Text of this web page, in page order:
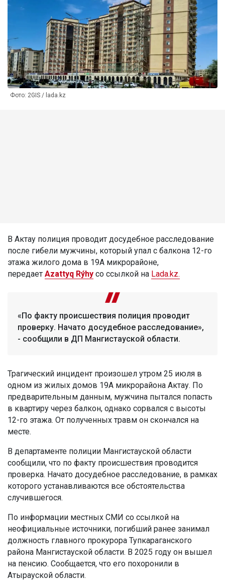
Фото: 2GIS / lada.kz
В Актау полиция проводит досудебное расследование
после гибели мужчины, который упал с балкона 12-го
этажа жилого дома в 19А микрорайоне,
передает Azattyq Rýhy со ссылкой на Lada.kz.
«По факту происшествия полиция проводит
проверку. Начато досудебное расследование»,
- сообщили в ДП Мангистауской области.
Трагический инцидент произошел утром 25 июля в
одном из жилых домов 19А микрорайона Актау. По
предварительным данным, мужчина пытался попасть
в квартиру через балкон, однако сорвался с высоты
12-го этажа. От полученных травм он скончался на
месте.
В департаменте полиции Мангистауской области
сообщили, что по факту происшествия проводится
проверка. Начато досудебное расследование, в рамках
которого устанавливаются все обстоятельства
случившегося.
По информации местных СМИ со ссылкой на
неофициальные источники, погибший ранее занимал
должность главного прокурора Тупкараганского
района Мангистауской области. В 2025 году он вышел
на пенсию. Сообщается, что его похоронили в
Атырауской области.